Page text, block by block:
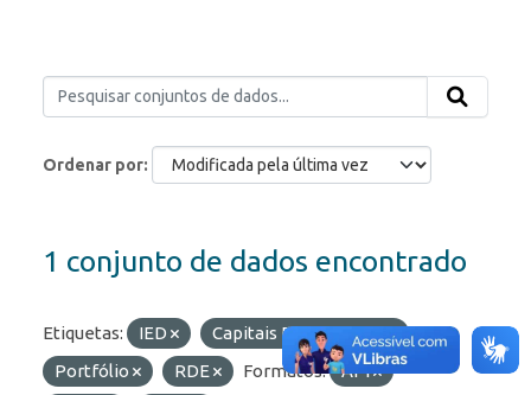
Ordenar por
1 conjunto de dados encontrado
Etiquetas: IED
Capitais Estrangeiros
Portfólio
RDE Formatos:
API